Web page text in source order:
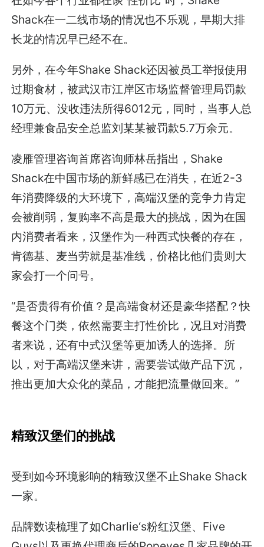
Shack在一二线市场的情况也不乐观，早期大排
长龙的情况早已经不在。
另外，在今年Shake Shack还因被员工举报使用
过期食材，被武汉市江岸区市场监督管理局罚款
10万元、没收违法所得6012元，同时，当事人总
经理兼食品安全总监刘某某被罚款5.7万余元。
凌雁管理咨询首席咨询师林岳指出，Shake
Shack在中国市场的新鲜感已在消失，在近2-3
年消费降级的大环境下，高端汉堡的竞争力肯定
会被削弱，复购率不高是最大的挑战，因为在国
内消费者看来，汉堡作为一种西式快餐的存在，
肯德基、麦当劳就是基准线，价格比他们贵则大
家会打一个问号。
“是否贵得有价值？是高端食材还是豪华搭配？快
餐这个门类，依然需要主打性价比，况且对消费
者来说，还有中式汉堡等更加诱人的选择。所
以，对于高端汉堡来讲，需要尝试做产品下沉，
推出更加大众化的菜品，才能把流量做回来。”
精致汉堡们的挑战
受到如今环境影响的精致汉堡不止Shake Shack
一家。
品牌数读梳理了如Charlie‘s粉红汉堡、Five